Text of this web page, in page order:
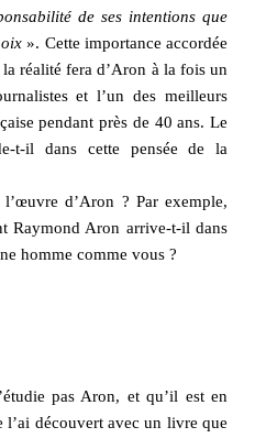
de ses intentions que
». Cette importance accordée
réalité fera d’Aron à la fois un
et l’un des meilleurs
pendant près de 40 ans. Le
t-il dans cette pensée de la
d’Aron ? Par exemple,
Raymond Aron arrive-t-il dans
homme comme vous ?
pas Aron, et qu’il est en
l’ai découvert avec un livre que